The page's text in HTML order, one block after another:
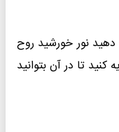
دهید نور خورشید روح
تا در آن بتوانید